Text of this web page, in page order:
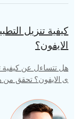
كيفية تنزيل
الايفون؟
هل تتساءل عن كيفية
ى الايفون؟ تحقق من